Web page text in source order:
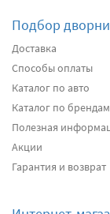
Подробнее
Передние
Подробнее
Подбор
Доставка
Способы оплаты
Каталог по авто
Каталог по
Полезная
Акции
Гарантия и возврат